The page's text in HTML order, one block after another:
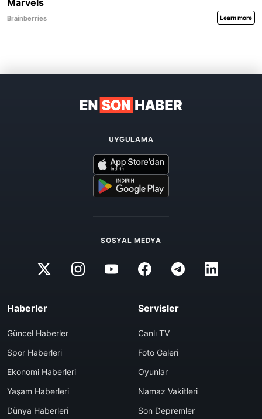
UYGULAMA
SOSYAL MEDYA
Haberler
Güncel Haberler
Spor Haberleri
Ekonomi Haberleri
Yaşam Haberleri
Dünya Haberleri
Servisler
Canlı TV
Foto Galeri
Oyunlar
Namaz Vakitleri
Son Depremler